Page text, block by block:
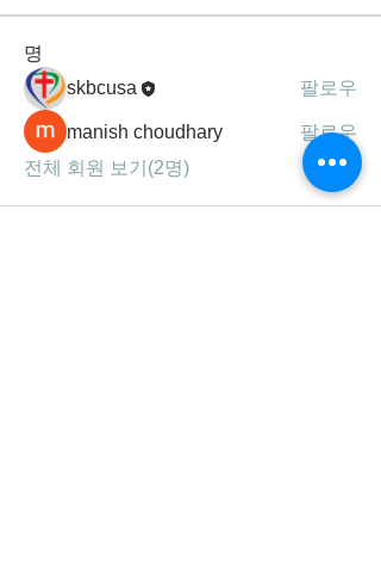
명
skbcusa
팔로우
manish choudhary
팔로우
전체 회원 보기(2명)